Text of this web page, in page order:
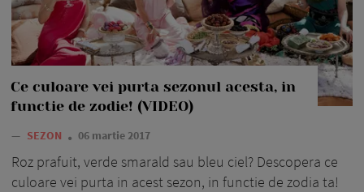
Ce culoare vei purta sezonul acesta, in
functie de zodie! (VIDEO)
— SEZON 06 martie 2017
Roz prafuit, verde smarald sau bleu ciel? Descopera ce
culoare vei purta in acest sezon, in functie de zodia ta!